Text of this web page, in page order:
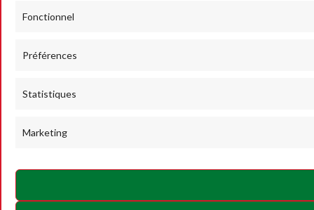
Fonctionnel
Préférences
Statistiques
Marketing